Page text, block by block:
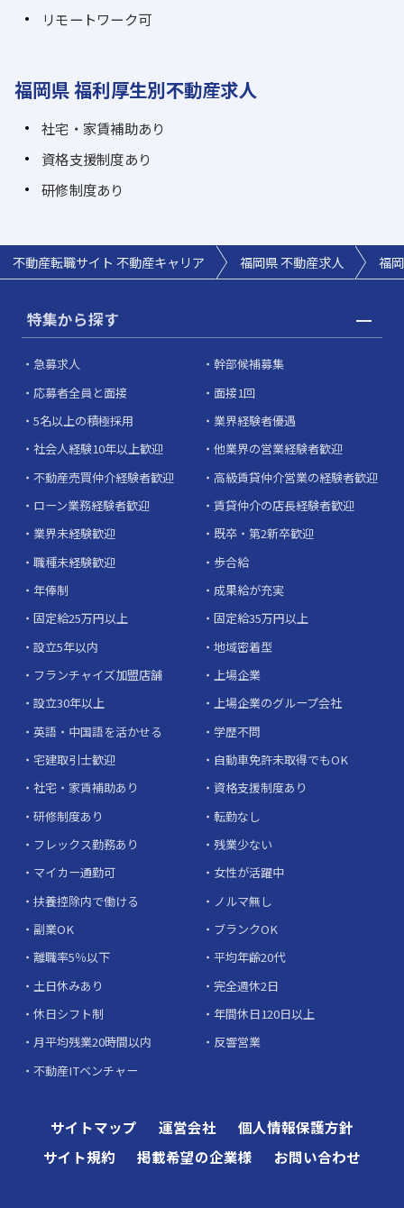
リモートワーク可
福岡県 福利厚生別不動産求人
社宅・家賃補助あり
資格支援制度あり
研修制度あり
不動産転職サイト 不動産キャリア 福岡県 不動産求人 福
特集から探す
急募求人
幹部候補募集
応募者全員と面接
面接1回
5名以上の積極採用
業界経験者優遇
社会人経験10年以上歓迎
他業界の営業経験者歓迎
不動産売買仲介経験者歓迎
高級賃貸仲介営業の経験者歓迎
ローン業務経験者歓迎
賃貸仲介の店長経験者歓迎
業界未経験歓迎
既卒・第2新卒歓迎
職種未経験歓迎
歩合給
年俸制
成果給が充実
固定給25万円以上
固定給35万円以上
設立5年以内
地域密着型
フランチャイズ加盟店舗
上場企業
設立30年以上
上場企業のグループ会社
英語・中国語を活かせる
学歴不問
宅建取引士歓迎
自動車免許未取得でもOK
社宅・家賃補助あり
資格支援制度あり
研修制度あり
転勤なし
フレックス勤務あり
残業少ない
マイカー通勤可
女性が活躍中
扶養控除内で働ける
ノルマ無し
副業OK
ブランクOK
離職率5％以下
平均年齢20代
土日休みあり
完全週休2日
休日シフト制
年間休日120日以上
月平均残業20時間以内
反響営業
不動産ITベンチャー
サイトマップ 運営会社
個人情報保護方針
サイト規約
掲載希望の企業様 お問い合わせ